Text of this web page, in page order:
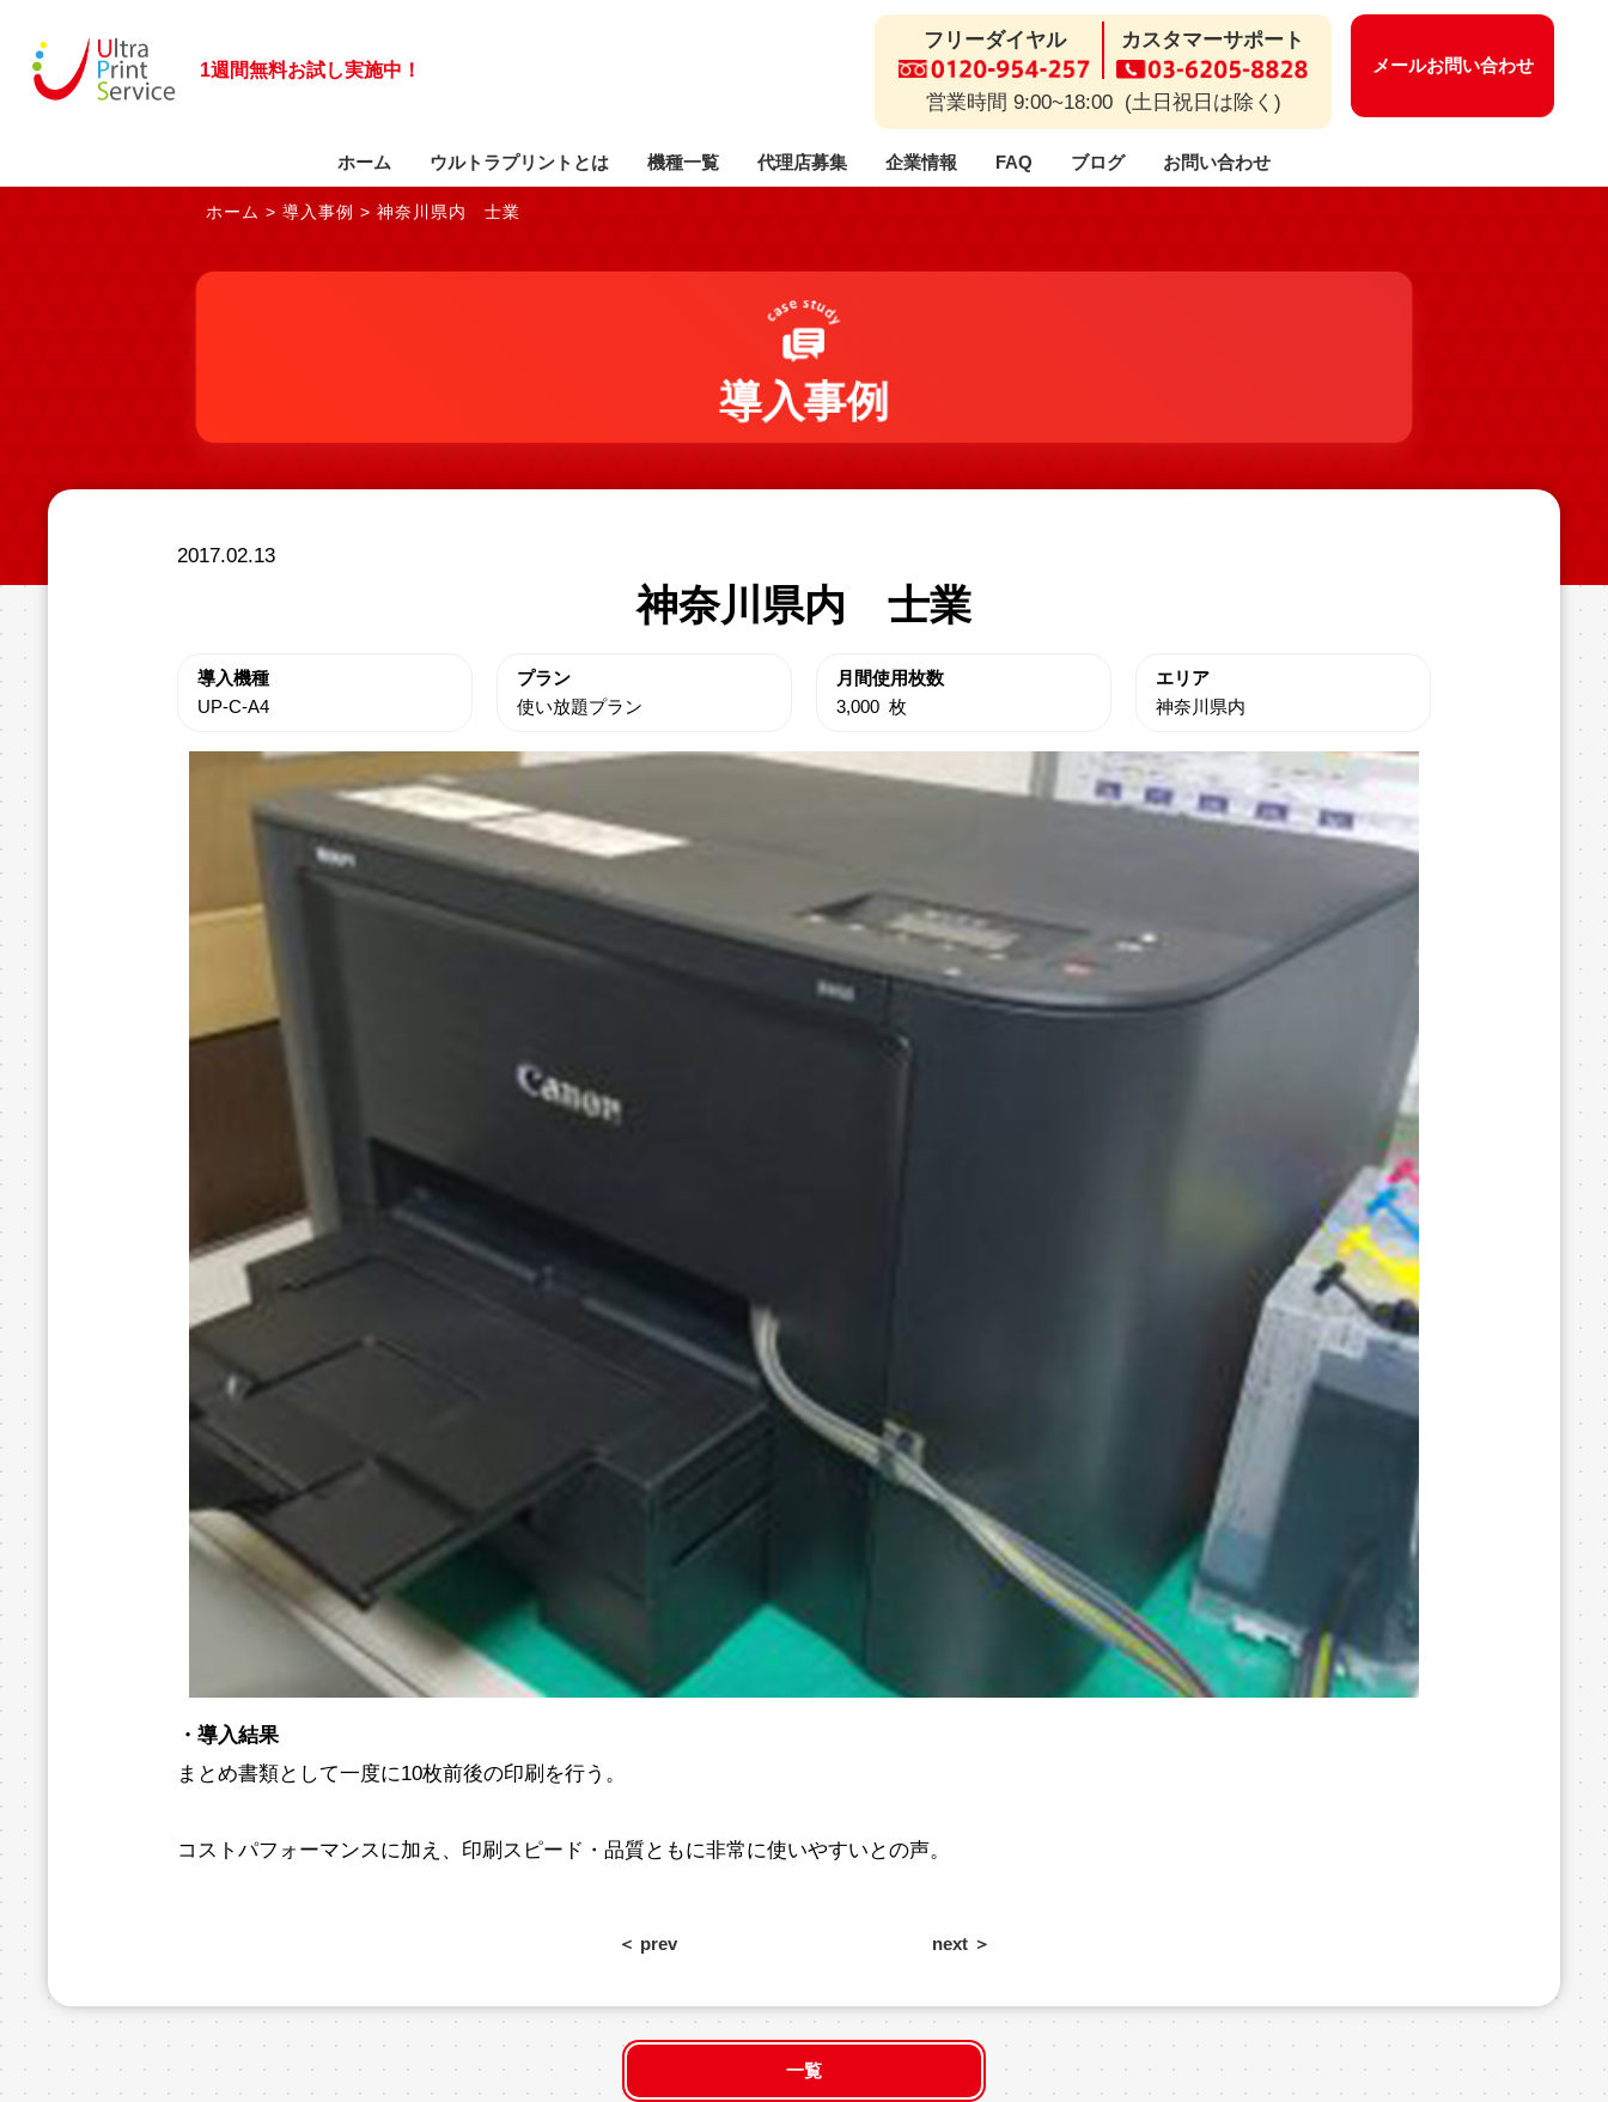
1週間無料お試し実施中！
ホーム ウルトラプリントとは
導入事例
機種一覧 代理店募集
ビジネスモデルの特長
企業情報
会社概要
FAQ
サービスに関するご質問
ブログ お問い合わせ
お問い合わせフォーム
フリーダイヤル カスタマーサポート
営業時間 9:00~18:00 (土日祝日は除く)
メールお問い合わせ
ホーム > 導入事例 > 神奈川県内 士業
導入事例
2017.02.13
神奈川県内 士業
導入機種
UP-C-A4
プラン
使い放題プラン
月間使用枚数
3,000 枚
エリア
神奈川県内
・導入結果
まとめ書類として一度に10枚前後の印刷を行う。
コストパフォーマンスに加え、印刷スピード・品質ともに非常に使いやすいとの声。
＜ prev next ＞
一覧